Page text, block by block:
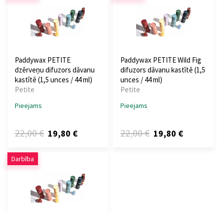
Paddywax PETITE
dzērveņu difuzors dāvanu
kastītē (1,5 unces / 44 ml)
Petite
Pieejams
22,00 € 19,80 €
Paddywax PETITE Wild Fig
difuzors dāvanu kastītē (1,5
unces / 44 ml)
Petite
Pieejams
22,00 € 19,80 €
Darbība